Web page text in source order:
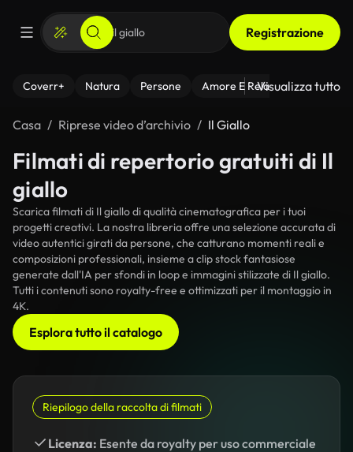
Registrazione
Coverr+ Natura Persone Amore E Relazioni Il
Visualizza tutto
Casa Riprese video d’archivio Il Giallo
Filmati di repertorio gratuiti di Il
giallo
Scarica filmati di Il giallo di qualità cinematografica per i tuoi
progetti creativi. La nostra libreria offre una selezione accurata di
video autentici girati da persone, che catturano momenti reali e
composizioni professionali, insieme a clip stock fantasiose
generate dall'IA per sfondi in loop e immagini stilizzate di Il giallo.
Tutti i contenuti sono royalty-free e ottimizzati per il montaggio in
4K.
Esplora tutto il catalogo
Riepilogo della raccolta di filmati
Licenza: Esente da royalty per uso commerciale